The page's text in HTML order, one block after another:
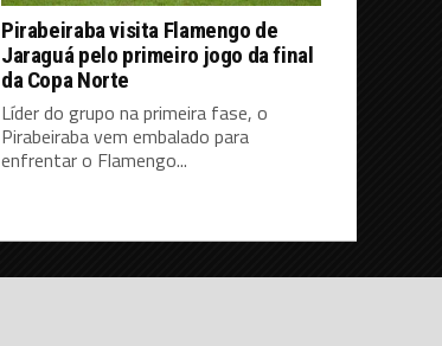
Pirabeiraba visita Flamengo de
Jaraguá pelo primeiro jogo da final
da Copa Norte
Líder do grupo na primeira fase, o
Pirabeiraba vem embalado para
enfrentar o Flamengo...